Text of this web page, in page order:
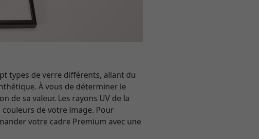
types de verre différents, allant du
À vous de déterminer le
de sa valeur. Les rayons UV de la
de votre image. Pour
votre cadre Premium avec une